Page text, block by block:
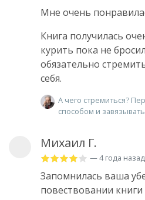
Мне очень
Книга получилась
курить пока не
обязательно
себя.
А чего стремиться?
способом и
Михаил Г.
— 4 года назад
Запомнилась ваша
повествовании книги